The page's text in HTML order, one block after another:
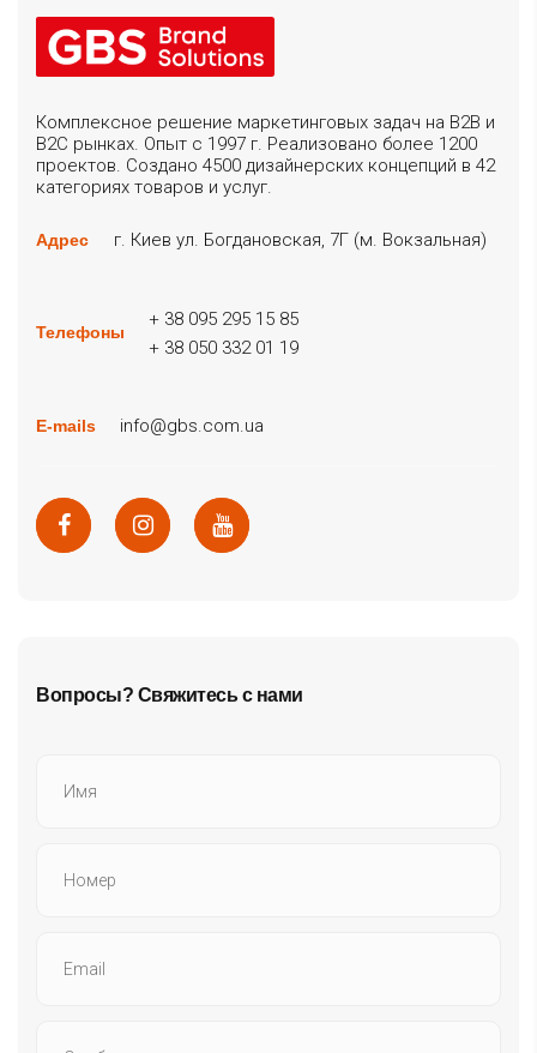
Комплексное решение маркетинговых задач на B2B и
B2C рынках. Опыт с 1997 г. Реализовано более 1200
проектов. Создано 4500 дизайнерских концепций в 42
категориях товаров и услуг.
Адрес г. Киев ул. Богдановская, 7Г (м. Вокзальная)
Телефоны
+ 38 095 295 15 85
+ 38 050 332 01 19
E-mails info@gbs.com.ua
Вопросы? Свяжитесь с нами